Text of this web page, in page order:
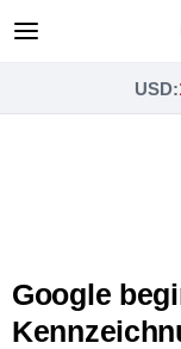
USD:
Google